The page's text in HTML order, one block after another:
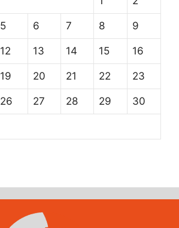
5 6 7 8 9
12 13 14 15 16
19 20 21 22 23
26 27 28 29 30